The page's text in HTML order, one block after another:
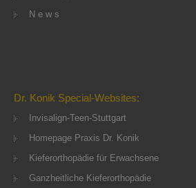
N e w s
Dr. Konik Special-Websites:
Invisalign-Teen-Stuttgart
Homepage Praxis Dr. Konik
Kieferorthopädie für Erwachsene
Ganzheitliche Kieferorthopädie